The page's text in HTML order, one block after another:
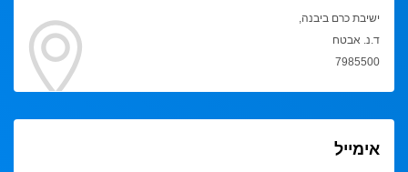
ישיבת כרם ביבנה,
ד.נ. אבטח
7985500
אימייל